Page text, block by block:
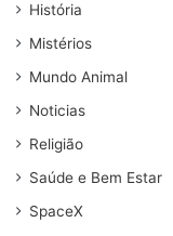
História
Mistérios
Mundo Animal
Noticias
Religião
Saúde e Bem Estar
SpaceX